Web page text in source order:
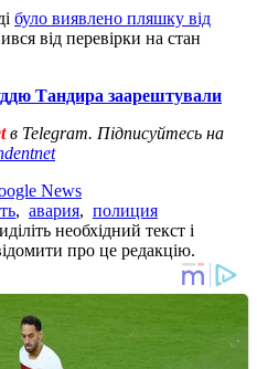
було виявлено пляшку від
від перевірки на стан
Тандира заарештували
в Telegram. Підписуйтесь на
News
, авария, полиция
необхідний текст і
про це редакцію.